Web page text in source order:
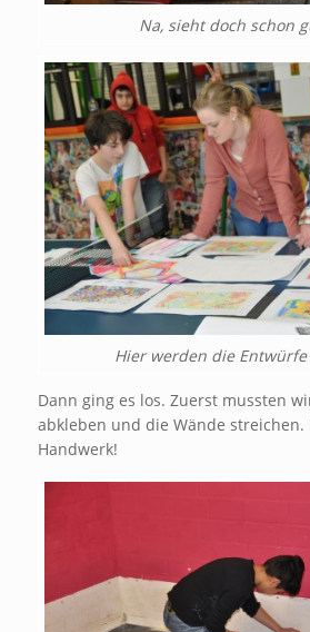
Na, sieht doch schon
Hier werden die
Dann ging es los. Zuerst mussten
abkleben und die Wände streichen.
Handwerk!